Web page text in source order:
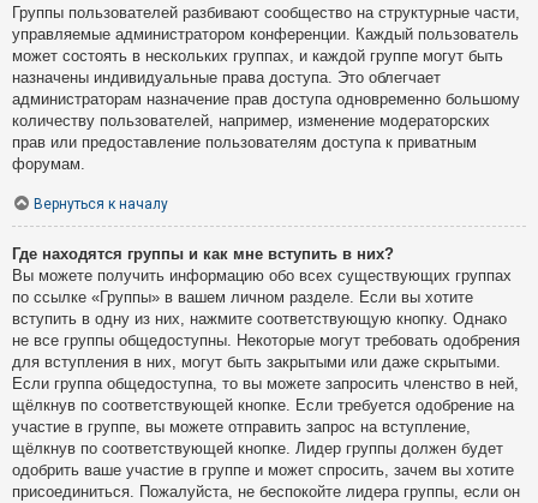
Группы пользователей разбивают сообщество на структурные части,
управляемые администратором конференции. Каждый пользователь
может состоять в нескольких группах, и каждой группе могут быть
назначены индивидуальные права доступа. Это облегчает
администраторам назначение прав доступа одновременно большому
количеству пользователей, например, изменение модераторских
прав или предоставление пользователям доступа к приватным
форумам.
Вернуться к началу
Где находятся группы и как мне вступить в них?
Вы можете получить информацию обо всех существующих группах
по ссылке «Группы» в вашем личном разделе. Если вы хотите
вступить в одну из них, нажмите соответствующую кнопку. Однако
не все группы общедоступны. Некоторые могут требовать одобрения
для вступления в них, могут быть закрытыми или даже скрытыми.
Если группа общедоступна, то вы можете запросить членство в ней,
щёлкнув по соответствующей кнопке. Если требуется одобрение на
участие в группе, вы можете отправить запрос на вступление,
щёлкнув по соответствующей кнопке. Лидер группы должен будет
одобрить ваше участие в группе и может спросить, зачем вы хотите
присоединиться. Пожалуйста, не беспокойте лидера группы, если он